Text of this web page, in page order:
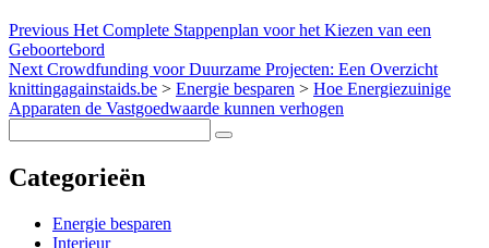
Previous Het Complete Stappenplan voor het Kiezen van een
Geboortebord
Next Crowdfunding voor Duurzame Projecten: Een Overzicht
knittingagainstaids.be > Energie besparen > Hoe Energiezuinige
Apparaten de Vastgoedwaarde kunnen verhogen
Categorieën
Energie besparen
Interieur